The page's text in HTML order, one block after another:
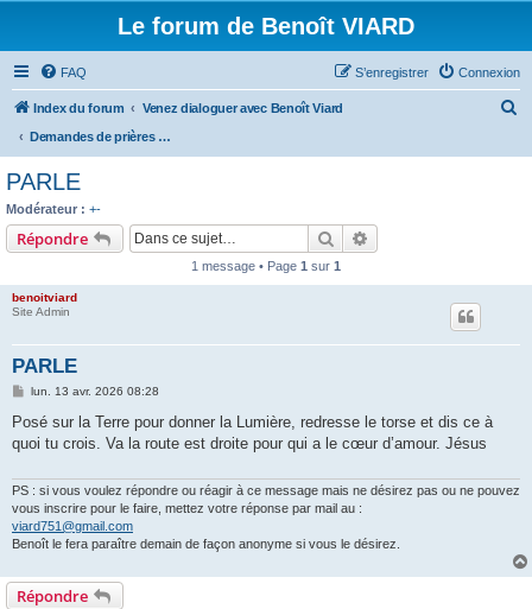
Le forum de Benoît VIARD
FAQ Connexion
S’enregistrer
Index du forum
Venez dialoguer avec Benoît Viard
Demandes de prières et base de PENSEE COMMUNE proposée à 19h chaque jour
PARLE
Modérateur : +-
Répondre Rechercher
1 message • Page 1 sur 1
benoitviard
Site Admin
PARLE
M
s
a
lun. 13 avr. 2026 08:28
Posé sur la Terre pour donner la Lumière, redresse le torse et dis ce à
quoi tu crois. Va la route est droite pour qui a le cœur d’amour. Jésus
PS : si vous voulez répondre ou réagir à ce message mais ne désirez pas ou ne pouvez
vous inscrire pour le faire, mettez votre réponse par mail au :
viard751@gmail.com
Benoît le fera paraître demain de façon anonyme si vous le désirez.
Répondre